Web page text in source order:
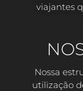
viajantes
Nossa
utilização